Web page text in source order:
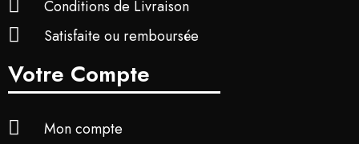
Conditions de Livraison
Satisfaite ou remboursée
Votre Compte
Mon compte